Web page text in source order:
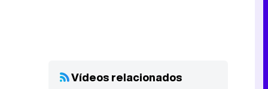
Vídeos relacionados